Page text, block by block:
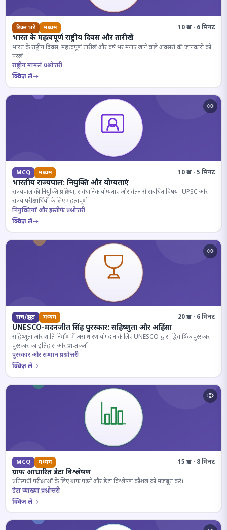
रिक्त भरें मध्यम 10 प्रश्न · 6 मिनट
भारत के महत्वपूर्ण राष्ट्रीय दिवस और तारीखें
भारत के राष्ट्रीय दिवस, महत्वपूर्ण तारीखें और वर्ष भर मनाए जाने वाले अवसरों की जानकारी को
परखें।
राष्ट्रीय मामले प्रश्नोत्तरी
क्विज़ लें
MCQ मध्यम 10 प्रश्न · 5 मिनट
भारतीय राज्यपाल: नियुक्ति और योग्यताएं
राज्यपाल की नियुक्ति प्रक्रिया, संवैधानिक योग्यताएं और वेतन से संबंधित विषय। UPSC और
राज्य परीक्षार्थियों के लिए महत्वपूर्ण।
नियुक्तियाँ और इस्तीफे प्रश्नोत्तरी
क्विज़ लें
सच/झूठ मध्यम 20 प्रश्न · 6 मिनट
UNESCO-मदनजीत सिंह पुरस्कार: सहिष्णुता और अहिंसा
सहिष्णुता और शांति निर्माण में असाधारण योगदान के लिए UNESCO द्वारा द्विवार्षिक पुरस्कार।
पुरस्कार का इतिहास और प्राप्तकर्ता।
पुरस्कार और सम्मान प्रश्नोत्तरी
क्विज़ लें
MCQ मध्यम 15 प्रश्न · 8 मिनट
ग्राफ आधारित डेटा विश्लेषण
प्रतिस्पर्धी परीक्षाओं के लिए ग्राफ पढ़ने और डेटा विश्लेषण कौशल को मजबूत करें।
डेटा व्याख्या प्रश्नोत्तरी
क्विज़ लें